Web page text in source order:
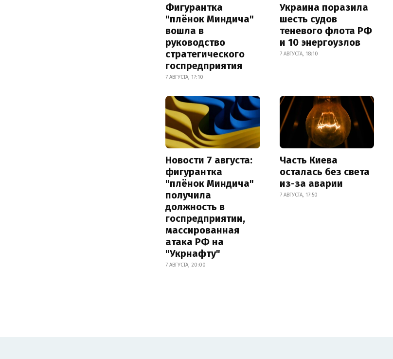
Фигурантка
"плёнок Миндича"
вошла в
руководство
стратегического
госпредприятия
7 АВГУСТА, 17:10
Украина поразила
шесть судов
теневого флота РФ
и 10 энергоузлов
7 АВГУСТА, 18:10
Новости 7 августа:
фигурантка
"плёнок Миндича"
получила
должность в
госпредприятии,
массированная
атака РФ на
"Укрнафту"
7 АВГУСТА, 20:00
Часть Киева
осталась без света
из-за аварии
7 АВГУСТА, 17:50